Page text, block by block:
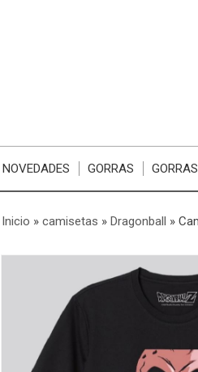
NOVEDADES GORRAS
Inicio » camisetas » Dragonball »